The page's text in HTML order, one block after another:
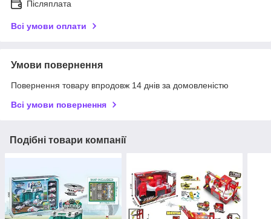
Післяплата
Всі умови оплати
Умови повернення
Повернення товару впродовж 14 днів за домовленістю
Всі умови повернення
Подібні товари компанії